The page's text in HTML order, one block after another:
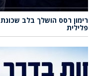
רימון רסס הושלך בלב
פלילית